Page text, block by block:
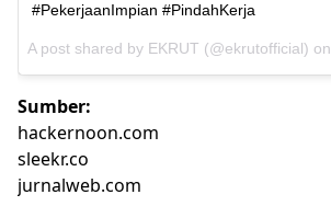
#PekerjaanImpian #PindahKerja
A post shared by EKRUT (@ekrutofficial) on
Sumber:
hackernoon.com
sleekr.co
jurnalweb.com